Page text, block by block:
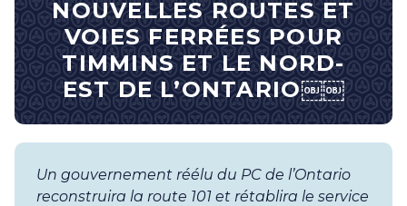
NOUVELLES ROUTES ET
VOIES FERRÉES POUR
TIMMINS ET LE NORD-
EST DE L’ONTARIO￼￼
Un gouvernement réélu du PC de l’Ontario
reconstruira la route 101 et rétablira le service